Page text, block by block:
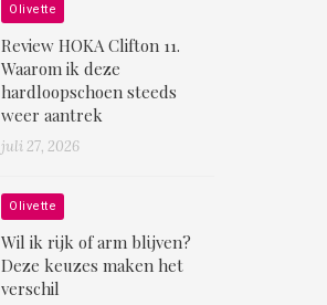
Olivette
Review HOKA Clifton 11.
Waarom ik deze
hardloopschoen steeds
weer aantrek
juli 27, 2026
Olivette
Wil ik rijk of arm blijven?
Deze keuzes maken het
verschil